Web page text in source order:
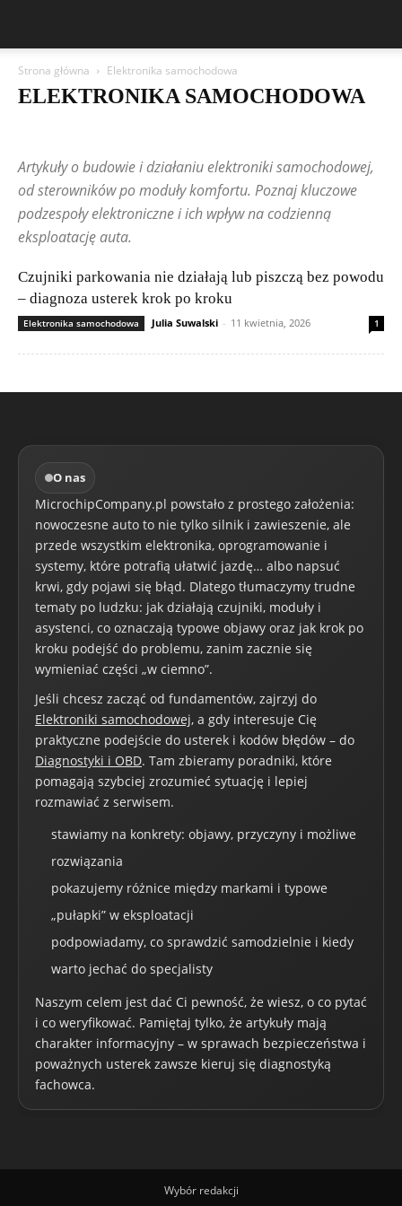
Strona główna Elektronika samochodowa
ELEKTRONIKA SAMOCHODOWA
Diagnostyka i OBD
Elektronika samochodowa
Elektryka i instalacje
Ferrari
Fiat Ford Geely Honda
Hyundai
Infotainment i multimedia
Jeep Kia Lamborghini
Marki i modele
Maserati Mazda Mercedes-Benz
Mitsubishi
Nissan
Peugeot
Samochody elektryczne i hybrydy
Skoda Subaru
Suzuki
Systemy bezpieczeństwa
Tesla Toyota
Volkswagen (VW)
Artykuły o budowie i działaniu elektroniki samochodowej,
od sterowników po moduły komfortu. Poznaj kluczowe
podzespoły elektroniczne i ich wpływ na codzienną
eksploatację auta.
Czujniki parkowania nie działają lub piszczą bez powodu
– diagnoza usterek krok po kroku
Elektronika samochodowa Julia Suwalski - 11 kwietnia, 2026 1
O nas
MicrochipCompany.pl powstało z prostego założenia:
nowoczesne auto to nie tylko silnik i zawieszenie, ale
przede wszystkim elektronika, oprogramowanie i
systemy, które potrafią ułatwić jazdę… albo napsuć
krwi, gdy pojawi się błąd. Dlatego tłumaczymy trudne
tematy po ludzku: jak działają czujniki, moduły i
asystenci, co oznaczają typowe objawy oraz jak krok po
kroku podejść do problemu, zanim zacznie się
wymieniać części „w ciemno”.
Jeśli chcesz zacząć od fundamentów, zajrzyj do
Elektroniki samochodowej, a gdy interesuje Cię
praktyczne podejście do usterek i kodów błędów – do
Diagnostyki i OBD. Tam zbieramy poradniki, które
pomagają szybciej zrozumieć sytuację i lepiej
rozmawiać z serwisem.
stawiamy na konkrety: objawy, przyczyny i możliwe
rozwiązania
pokazujemy różnice między markami i typowe
„pułapki” w eksploatacji
podpowiadamy, co sprawdzić samodzielnie i kiedy
warto jechać do specjalisty
Naszym celem jest dać Ci pewność, że wiesz, o co pytać
i co weryfikować. Pamiętaj tylko, że artykuły mają
charakter informacyjny – w sprawach bezpieczeństwa i
poważnych usterek zawsze kieruj się diagnostyką
fachowca.
Wybór redakcji